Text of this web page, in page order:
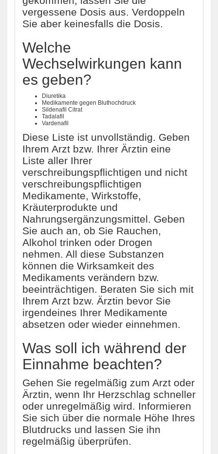
vergessene Dosis aus. Verdoppeln
Sie aber keinesfalls die Dosis.
Welche
Wechselwirkungen kann
es geben?
Diuretika
Medikamente gegen Bluthochdruck
Sildenafil Citrat
Tadalafil
Vardenafil
Diese Liste ist unvollständig. Geben
Ihrem Arzt bzw. Ihrer Ärztin eine
Liste aller Ihrer
verschreibungspflichtigen und nicht
verschreibungspflichtigen
Medikamente, Wirkstoffe,
Kräuterprodukte und
Nahrungsergänzungsmittel. Geben
Sie auch an, ob Sie Rauchen,
Alkohol trinken oder Drogen
nehmen. All diese Substanzen
können die Wirksamkeit des
Medikaments verändern bzw.
beeinträchtigen. Beraten Sie sich mit
Ihrem Arzt bzw. Ärztin bevor Sie
irgendeines Ihrer Medikamente
absetzen oder wieder einnehmen.
Was soll ich während der
Einnahme beachten?
Gehen Sie regelmäßig zum Arzt oder
Ärztin, wenn Ihr Herzschlag schneller
oder unregelmäßig wird. Informieren
Sie sich über die normale Höhe Ihres
Blutdrucks und lassen Sie ihn
regelmäßig überprüfen.